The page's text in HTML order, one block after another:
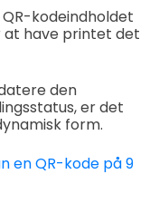
kodeindholdet
at have printet det
den
er det
form.
en QR-kode på 9